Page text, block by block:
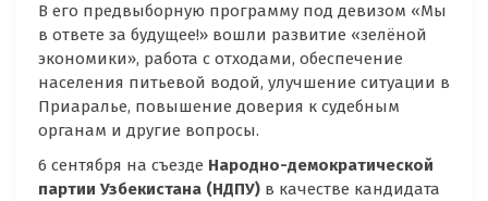
В его предвыборную программу под девизом «Мы
в ответе за будущее!» вошли развитие «зелёной
экономики», работа с отходами, обеспечение
населения питьевой водой, улучшение ситуации в
Приаралье, повышение доверия к судебным
органам и другие вопросы.
6 сентября на съезде Народно-демократической
партии Узбекистана (НДПУ) в качестве кандидата